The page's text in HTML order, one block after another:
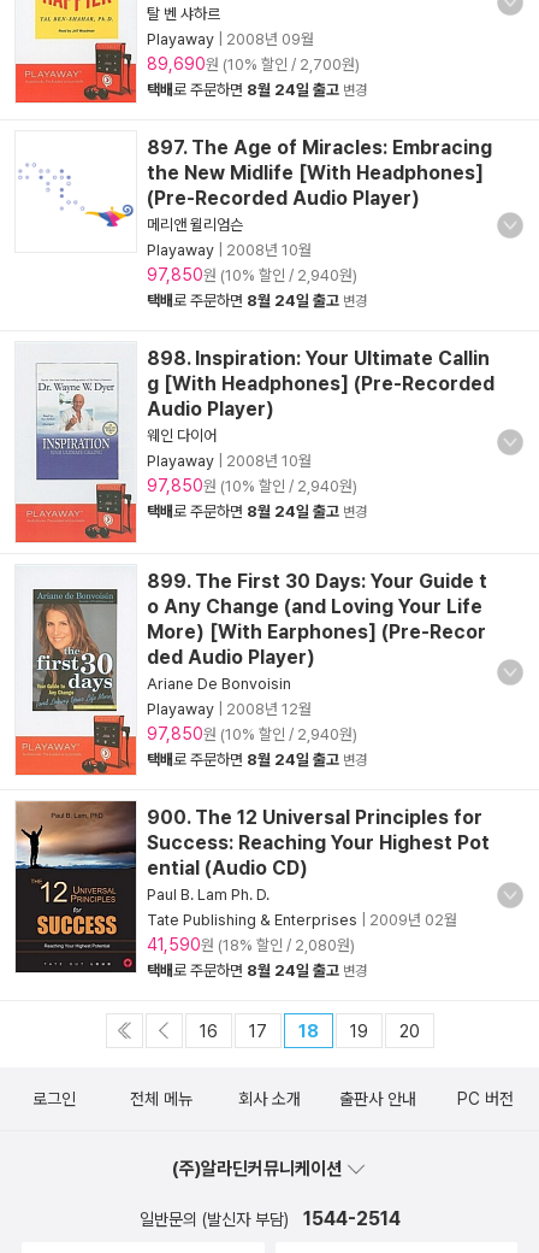
탈 벤 샤하르
Playaway
2008년 09월
89,690원 (10% 할인 / 2,700원)
택배로 주문하면 8월 24일 출고 변경
897. The Age of Miracles: Embracing
the New Midlife [With Headphones]
(Pre-Recorded Audio Player)
메리앤 윌리엄슨
Playaway
2008년 10월
97,850원 (10% 할인 / 2,940원)
택배로 주문하면 8월 24일 출고 변경
898. Inspiration: Your Ultimate Callin
g [With Headphones] (Pre-Recorded
Audio Player)
웨인 다이어
Playaway
2008년 10월
97,850원 (10% 할인 / 2,940원)
택배로 주문하면 8월 24일 출고 변경
899. The First 30 Days: Your Guide t
o Any Change (and Loving Your Life
More) [With Earphones] (Pre-Recor
ded Audio Player)
Ariane De Bonvoisin
Playaway
2008년 12월
97,850원 (10% 할인 / 2,940원)
택배로 주문하면 8월 24일 출고 변경
900. The 12 Universal Principles for
Success: Reaching Your Highest Pot
ential (Audio CD)
Paul B. Lam Ph. D.
Tate Publishing & Enterprises
2009년 02월
41,590원 (18% 할인 / 2,080원)
택배로 주문하면 8월 24일 출고 변경
16 17 18 19 20
로그인 전체 메뉴 회사 소개 출판사 안내 PC 버전
(주)알라딘커뮤니케이션
일반문의 (발신자 부담) 1544-2514